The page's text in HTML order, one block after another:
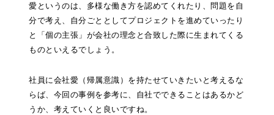
愛というのは、多様な働き方を認めてくれたり、問題を自
分で考え、自分ごととしてプロジェクトを進めていったり
と「個の主張」が会社の理念と合致した際に生まれてくる
ものといえるでしょう。
社員に会社愛（帰属意識）を持たせていきたいと考えるな
らば、今回の事例を参考に、自社でできることはあるかど
うか、考えていくと良いですね。